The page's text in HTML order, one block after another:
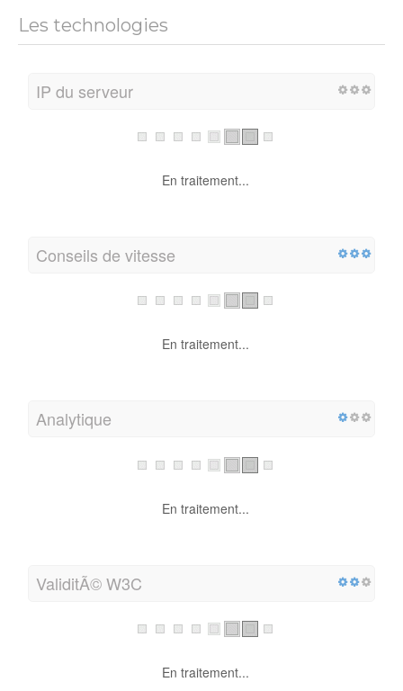
Les technologies
IP du serveur
En traitement...
Conseils de vitesse
En traitement...
Analytique
En traitement...
ValiditÃ© W3C
En traitement...